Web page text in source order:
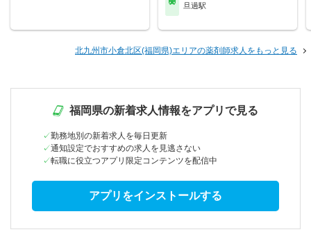
旦過駅
北九州市小倉北区(福岡県)エリアの薬剤師求人をもっと見る
福岡県の新着求人情報をアプリで見る
勤務地別の新着求人を毎日更新
通知設定でおすすめの求人を見逃さない
転職に役立つアプリ限定コンテンツを配信中
アプリをインストールする